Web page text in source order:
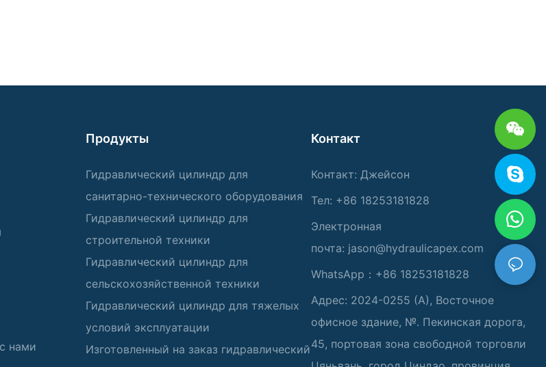
нами
Продукты
Гидравлический цилиндр для
санитарно-технического оборудования
Гидравлический цилиндр для
строительной техники
Гидравлический цилиндр для
сельскохозяйственной техники
Гидравлический цилиндр для тяжелых
условий эксплуатации
Изготовленный на заказ гидравлический
Контакт
Контакт: Джейсон
Тел: +86 18253181828
Электронная
почта: jason@hydraulicapex.com
WhatsApp：+86 18253181828
Адрес: 2024-0255 (А), Восточное
офисное здание, №. Пекинская дорога,
45, портовая зона свободной торговли